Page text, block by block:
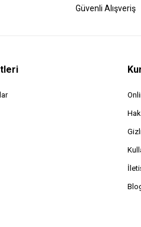
Güvenli Alışveriş